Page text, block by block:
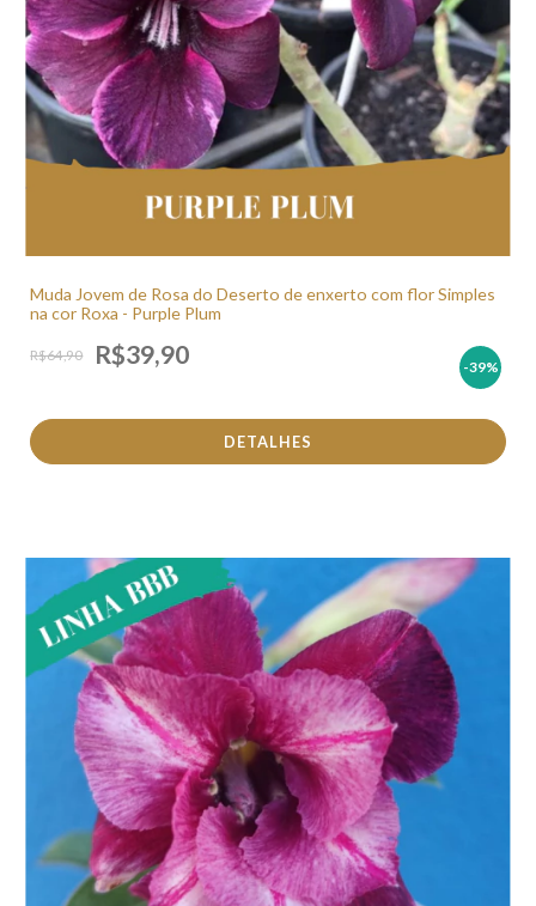
Muda Jovem de Rosa do Deserto de enxerto com flor Simples
na cor Roxa - Purple Plum
R$64,90 R$39,90 -39%
DETALHES